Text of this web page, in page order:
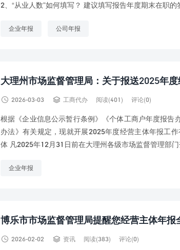
2、“从业人数”如何填写？ 建议填写报告年度期末在职的
企业年报 公司年报
大理州市场监督管理局：关于报送2025年
 2026-03-03  工商代办 阅读(401) 评论(0)
根据《企业信息公示暂行条例》《个体工商户年度报告
办法》有关规定，现就开展2025年度经营主体年报工
体 凡2025年12月31日前在大理州各级市场监督管理部
企业年报
博乐市市场监督管理局提醒您经营主体年报
 2026-02-02  资讯 阅读(383) 评论(0)